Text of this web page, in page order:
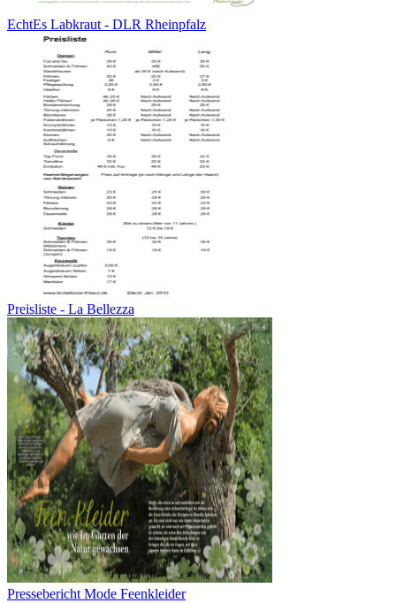
EchtEs Labkraut - DLR Rheinpfalz
Preisliste - La Bellezza
Pressebericht Mode Feenkleider